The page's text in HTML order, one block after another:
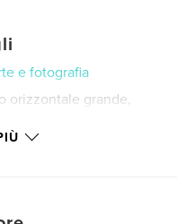
e fotografia
orizzontale grande,